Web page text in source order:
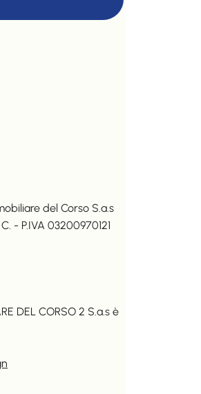
del Corso S.a.s
- P.IVA 03200970121
DEL CORSO 2 S.a.s è